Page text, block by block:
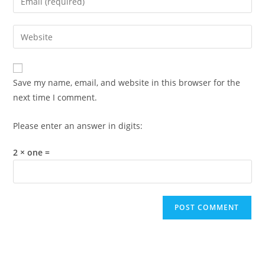
comment
your
email
address
comment
Enter
your
website
URL
(optional)
Save my name, email, and website in this browser for the
next time I comment.
Please enter an answer in digits:
2 × one =